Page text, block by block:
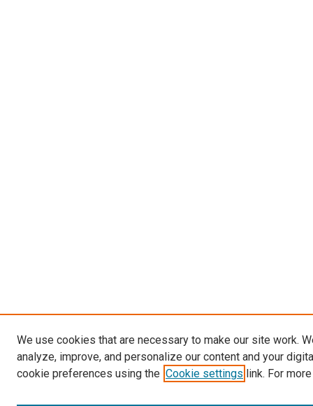
We use cookies that are necessary to make our site work.
analyze, improve, and personalize our content and your
cookie preferences using the Cookie settings link. For